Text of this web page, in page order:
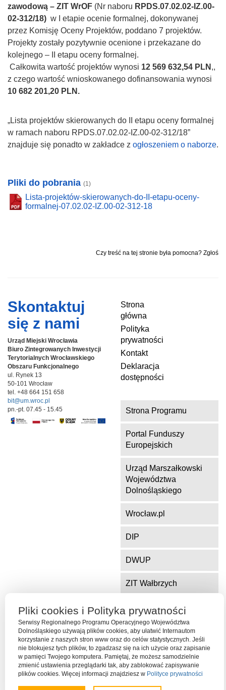
zawodową – ZIT WrOF (Nr naboru RPDS.07.02.02-IZ.00-
02-312/18) w I etapie ocenie formalnej, dokonywanej
przez Komisję Oceny Projektów, poddano 7 projektów.
Projekty zostały pozytywnie ocenione i przekazane do
kolejnego – II etapu oceny formalnej.
Całkowita wartość projektów wynosi 12 569 632,54 PLN ,,
z czego wartość wnioskowanego dofinansowania wynosi
10 682 201,20 PLN.
„Lista projektów skierowanych do II etapu oceny formalnej
w ramach naboru RPDS.07.02.02-IZ.00-02-312/18”
znajduje się ponadto w zakładce z ogłoszeniem o naborze.
Pliki do pobrania (1)
Lista-projektów-skierowanych-do-II-etapu-oceny-
formalnej-07.02.02-IZ.00-02-312-18
Czy treść na tej stronie była pomocna? Zgłoś
Skontaktuj
się z nami
Urząd Miejski Wrocławia
Biuro Zintegrowanych Inwestycji
Terytorialnych Wrocławskiego
Obszaru Funkcjonalnego
ul. Rynek 13
50-101 Wrocław
tel. +48 664 151 658
bit@um.wroc.pl
pn.-pt. 07.45 - 15.45
Strona
główna
Polityka
prywatności
Kontakt
Deklaracja
dostępności
Strona Programu
Portal Funduszy
Europejskich
Urząd Marszałkowski
Województwa
Dolnośląskiego
Wrocław.pl
DIP
DWUP
ZIT Wałbrzych
ZIT Jelenia Góra
Serwis współfinansowany ze środków Funduszu Spójności Unii
Europejskiej w ramach Programu Operacyjnego Pomoc Techniczna
2014-2020
Pliki cookies i Polityka prywatności
Serwisy Regionalnego Programu Operacyjnego Województwa
Dolnośląskiego używają plików cookies, aby ułatwić Internautom
korzystanie z naszych stron www oraz do celów statystycznych. Jeśli
nie blokujesz tych plików, to zgadzasz się na ich użycie oraz zapisanie
w pamięci Twojego komputera. Pamiętaj, że możesz samodzielnie
zmienić ustawienia przeglądarki tak, aby zablokować zapisywanie
plików cookies. Więcej informacji znajdziesz w Polityce prywatności